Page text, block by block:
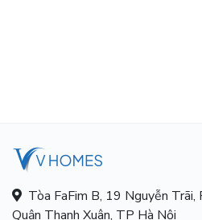
Tòa FaFim B, 19 Nguyễn Trãi,
Quận Thanh Xuân, TP Hà Nội